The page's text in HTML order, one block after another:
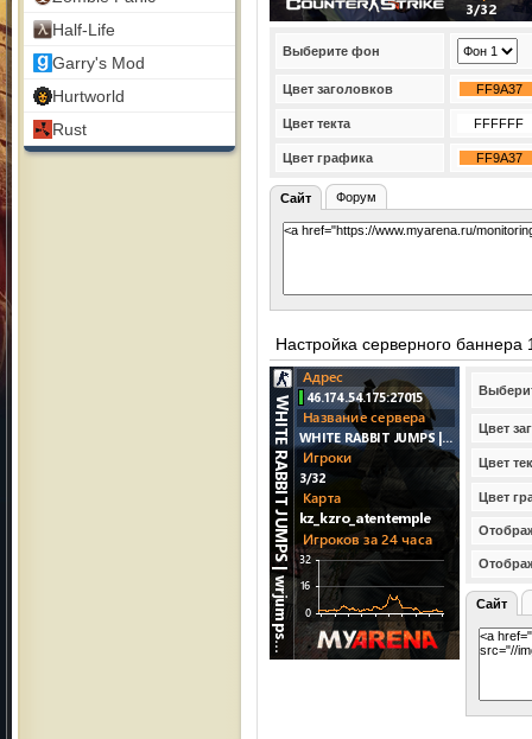
Half-Life
Garry's Mod
Hurtworld
Rust
Выберите фон
Цвет заголовков
Цвет текта
Цвет графика
Сайт Форум
Настройка серверного баннера
Цвет
Цвет
Цвет
Сайт